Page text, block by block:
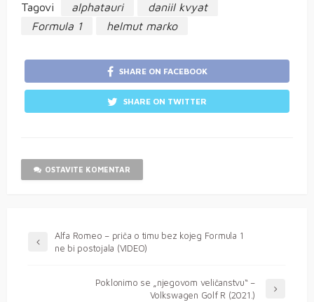
Tagovi alphatauri
daniil kvyat
Formula 1
helmut marko
SHARE ON FACEBOOK
SHARE ON TWITTER
OSTAVITE KOMENTAR
Alfa Romeo – priča o timu bez kojeg Formula 1
ne bi postojala (VIDEO)
Poklonimo se „njegovom veličanstvu“ –
Volkswagen Golf R (2021.)